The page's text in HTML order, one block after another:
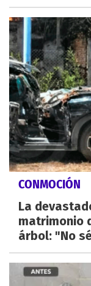
CONMOCIÓN
La
matrimonio
árbol: "No